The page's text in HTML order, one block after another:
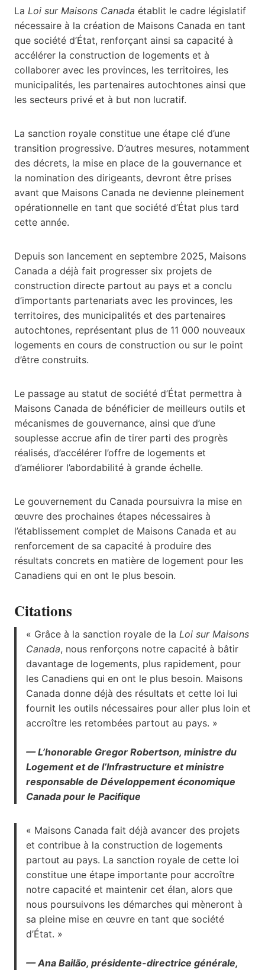
La Loi sur Maisons Canada établit le cadre législatif
nécessaire à la création de Maisons Canada en tant
que société d’État, renforçant ainsi sa capacité à
accélérer la construction de logements et à
collaborer avec les provinces, les territoires, les
municipalités, les partenaires autochtones ainsi que
les secteurs privé et à but non lucratif.
La sanction royale constitue une étape clé d’une
transition progressive. D’autres mesures, notamment
des décrets, la mise en place de la gouvernance et
la nomination des dirigeants, devront être prises
avant que Maisons Canada ne devienne pleinement
opérationnelle en tant que société d’État plus tard
cette année.
Depuis son lancement en septembre 2025, Maisons
Canada a déjà fait progresser six projets de
construction directe partout au pays et a conclu
d’importants partenariats avec les provinces, les
territoires, des municipalités et des partenaires
autochtones, représentant plus de 11 000 nouveaux
logements en cours de construction ou sur le point
d’être construits.
Le passage au statut de société d’État permettra à
Maisons Canada de bénéficier de meilleurs outils et
mécanismes de gouvernance, ainsi que d’une
souplesse accrue afin de tirer parti des progrès
réalisés, d’accélérer l’offre de logements et
d’améliorer l’abordabilité à grande échelle.
Le gouvernement du Canada poursuivra la mise en
œuvre des prochaines étapes nécessaires à
l’établissement complet de Maisons Canada et au
renforcement de sa capacité à produire des
résultats concrets en matière de logement pour les
Canadiens qui en ont le plus besoin.
Citations
« Grâce à la sanction royale de la Loi sur Maisons
Canada, nous renforçons notre capacité à bâtir
davantage de logements, plus rapidement, pour
les Canadiens qui en ont le plus besoin. Maisons
Canada donne déjà des résultats et cette loi lui
fournit les outils nécessaires pour aller plus loin et
accroître les retombées partout au pays. »
— L’honorable Gregor Robertson, ministre du
Logement et de l’Infrastructure et ministre
responsable de Développement économique
Canada pour le Pacifique
« Maisons Canada fait déjà avancer des projets
et contribue à la construction de logements
partout au pays. La sanction royale de cette loi
constitue une étape importante pour accroître
notre capacité et maintenir cet élan, alors que
nous poursuivons les démarches qui mèneront à
sa pleine mise en œuvre en tant que société
d’État. »
— Ana Bailão, présidente-directrice générale,